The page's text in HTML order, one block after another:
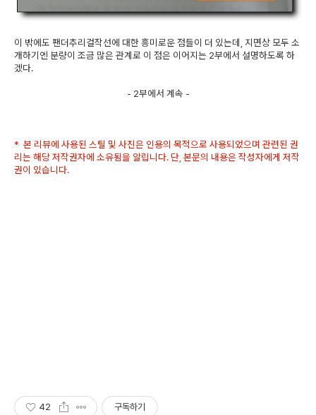
이 밖에도 팬더추리걸작선에 대한 흥미로운 점들이 더 있는데, 지면상 모두 소
개하기엔 분량이 조금 많은 관계로 이 점은 이어지는 2부에서 설명하도록 하
겠다.
- 2부에서 계속 -
* 본 리뷰에 사용된 스틸 및 사진은 인용의 목적으로 사용되었으며 관련된 권
리는 해당 저작권자에 소유됨을 알립니다. 단, 본문의 내용은 작성자에게 저작
권이 있습니다.
42 구독하기